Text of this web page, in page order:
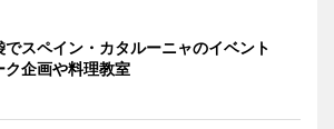
でスペイン・カタルーニャのイベント
ク企画や料理教室